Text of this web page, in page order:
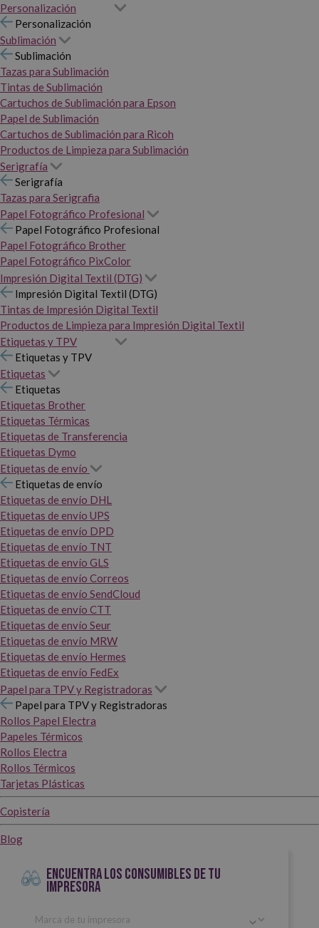
Personalización
Personalización
Sublimación
Sublimación
Tazas para Sublimación
Tintas de Sublimación
Cartuchos de Sublimación para Epson
Papel de Sublimación
Cartuchos de Sublimación para Ricoh
Productos de Limpieza para Sublimación
Serigrafía
Serigrafía
Tazas para Serigrafia
Papel Fotográfico Profesional
Papel Fotográfico Profesional
Papel Fotográfico Brother
Papel Fotográfico PixColor
Impresión Digital Textil (DTG)
Impresión Digital Textil (DTG)
Tintas de Impresión Digital Textil
Productos de Limpieza para Impresión Digital Textil
Etiquetas y TPV
Etiquetas y TPV
Etiquetas
Etiquetas
Etiquetas Brother
Etiquetas Térmicas
Etiquetas de Transferencia
Etiquetas Dymo
Etiquetas de envío
Etiquetas de envío
Etiquetas de envío DHL
Etiquetas de envío UPS
Etiquetas de envío DPD
Etiquetas de envío TNT
Etiquetas de envío GLS
Etiquetas de envío Correos
Etiquetas de envío SendCloud
Etiquetas de envío CTT
Etiquetas de envío Seur
Etiquetas de envío MRW
Etiquetas de envío Hermes
Etiquetas de envío FedEx
Papel para TPV y Registradoras
Papel para TPV y Registradoras
Rollos Papel Electra
Papeles Térmicos
Rollos Electra
Rollos Térmicos
Tarjetas Plásticas
Copistería
Blog
ENCUENTRA LOS CONSUMIBLES DE TU
IMPRESORA